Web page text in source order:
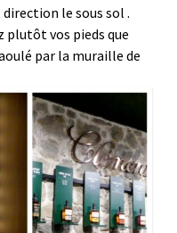
le sous sol .
plutôt vos pieds que
par la muraille de